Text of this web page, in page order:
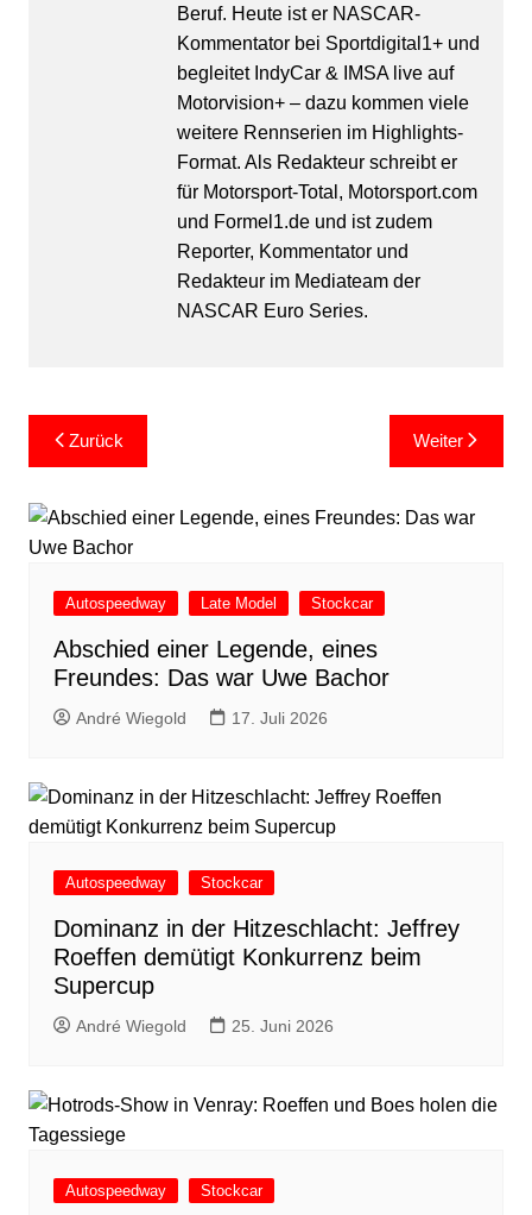
Beruf. Heute ist er NASCAR-
Kommentator bei Sportdigital1+ und
begleitet IndyCar & IMSA live auf
Motorvision+ – dazu kommen viele
weitere Rennserien im Highlights-
Format. Als Redakteur schreibt er
für Motorsport-Total, Motorsport.com
und Formel1.de und ist zudem
Reporter, Kommentator und
Redakteur im Mediateam der
NASCAR Euro Series.
Beitragsnavigation
Zurück Weiter
Autospeedway Late Model Stockcar
Abschied einer Legende, eines
Freundes: Das war Uwe Bachor
André Wiegold 17. Juli 2026
Autospeedway Stockcar
Dominanz in der Hitzeschlacht: Jeffrey
Roeffen demütigt Konkurrenz beim
Supercup
André Wiegold 25. Juni 2026
Autospeedway Stockcar